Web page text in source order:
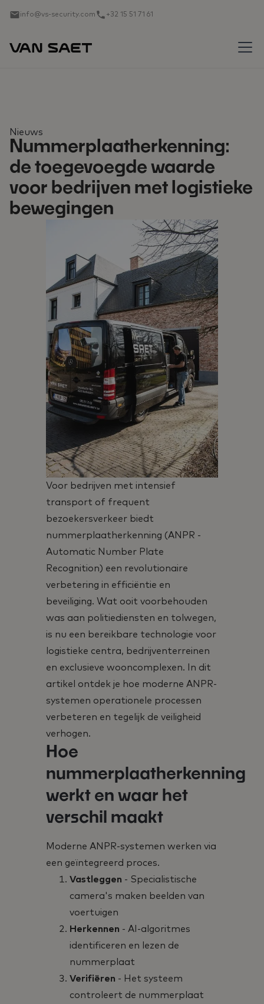
info@vs-security.com +32 15 51 71 61
Nieuws
Nummerplaatherkenning:
de toegevoegde waarde
voor bedrijven met logistieke
bewegingen
Voor bedrijven met intensief
transport of frequent
bezoekersverkeer biedt
nummerplaatherkenning (ANPR -
Automatic Number Plate
Recognition) een revolutionaire
verbetering in efficiëntie en
beveiliging. Wat ooit voorbehouden
was aan politiediensten en tolwegen,
is nu een bereikbare technologie voor
logistieke centra, bedrijventerreinen
en exclusieve wooncomplexen. In dit
artikel ontdek je hoe moderne ANPR-
systemen operationele processen
verbeteren en tegelijk de veiligheid
verhogen.
Hoe
nummerplaatherkenning
werkt en waar het
verschil maakt
Moderne ANPR-systemen werken via
een geïntegreerd proces.
Vastleggen - Specialistische
camera's maken beelden van
voertuigen
Herkennen - AI-algoritmes
identificeren en lezen de
nummerplaat
Verifiëren - Het systeem
controleert de nummerplaat